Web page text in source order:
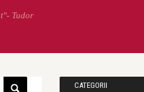
Tudor
CATEGORII